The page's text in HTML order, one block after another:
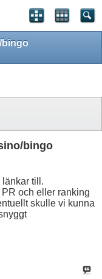
bingo
bingo
länkar till.
och eller ranking
skulle vi kunna